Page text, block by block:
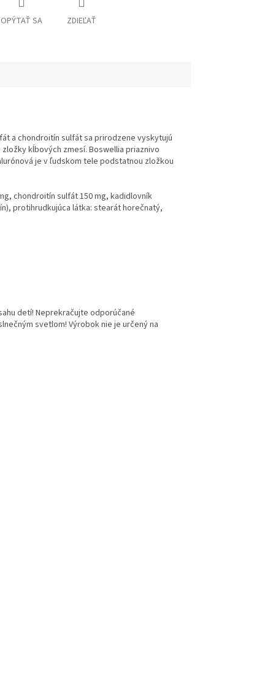
OPÝTAŤ SA ZDIEĽAŤ
a chondroitín sulfát sa prirodzene vyskytujú
kĺbových zmesí. Boswellia priaznivo
je v ľudskom tele podstatnou zložkou
chondroitín sulfát 150 mg, kadidlovník
protihrudkujúca látka: stearát horečnatý,
detí!Neprekračujte odporúčané
svetlom! Výrobok nie je určený na